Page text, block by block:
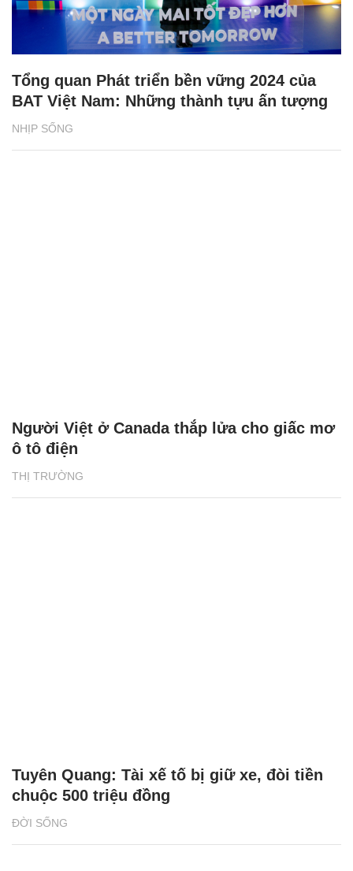
NHỊP SỐNG
Tổng quan Phát triển bền vững 2024 của
BAT Việt Nam: Những thành tựu ấn tượng
THỊ TRƯỜNG
Người Việt ở Canada thắp lửa cho giấc mơ
ô tô điện
ĐỜI SỐNG
Tuyên Quang: Tài xế tố bị giữ xe, đòi tiền
chuộc 500 triệu đồng